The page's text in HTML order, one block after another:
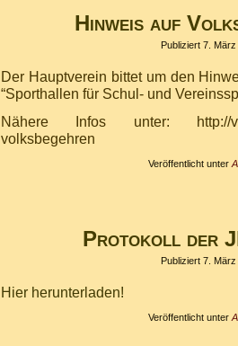
Hinweis auf
Publiziert 7. März
Der Hauptverein bittet um den
“Sporthallen für Schul- und
Nähere Infos unter: http://vfl-
volksbegehren
Veröffentlicht unter
Protokoll der
Publiziert 7. März
Hier herunterladen!
Veröffentlicht unter